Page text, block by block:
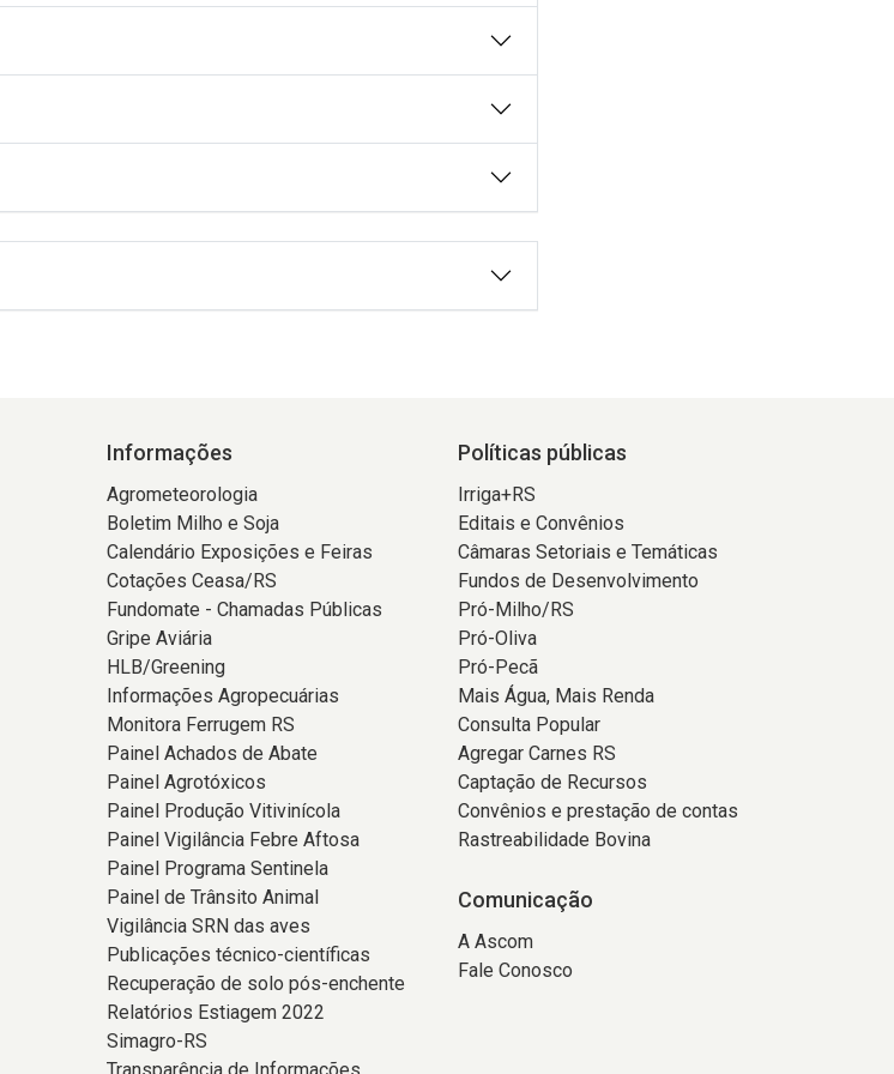
Informações
Agrometeorologia
Boletim Milho e Soja
Calendário Exposições e Feiras
Cotações Ceasa/RS
Fundomate - Chamadas Públicas
Gripe Aviária
HLB/Greening
Informações Agropecuárias
Monitora Ferrugem RS
Painel Achados de Abate
Painel Agrotóxicos
Painel Produção Vitivinícola
Painel Vigilância Febre Aftosa
Painel Programa Sentinela
Painel de Trânsito Animal
Vigilância SRN das aves
Publicações técnico-científicas
Recuperação de solo pós-enchente
Relatórios Estiagem 2022
Simagro-RS
Políticas públicas
Irriga+RS
Editais e Convênios
Câmaras Setoriais e Temáticas
Fundos de Desenvolvimento
Pró-Milho/RS
Pró-Oliva
Pró-Pecã
Mais Água, Mais Renda
Consulta Popular
Agregar Carnes RS
Captação de Recursos
Convênios e prestação de contas
Rastreabilidade Bovina
Comunicação
A Ascom
Fale Conosco